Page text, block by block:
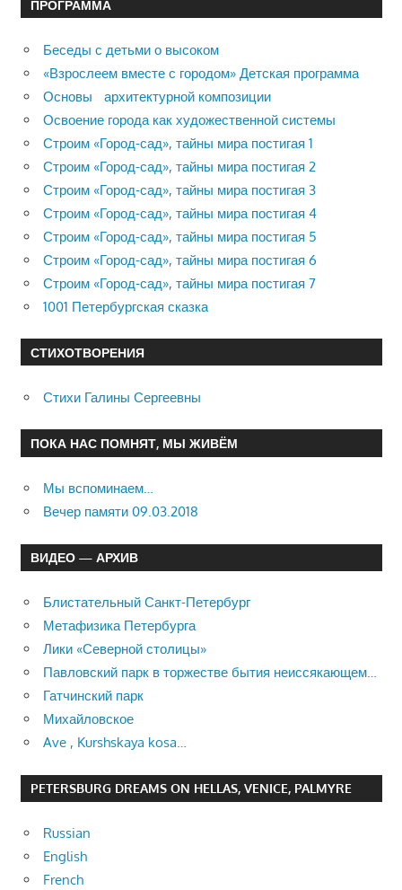
ПРОГРАММА
Беседы с детьми о высоком
«Взрослеем вместе с городом» Детская программа
Основы архитектурной композиции
Освоение города как художественной системы
Строим «Город-сад», тайны мира постигая 1
Строим «Город-сад», тайны мира постигая 2
Строим «Город-сад», тайны мира постигая 3
Строим «Город-сад», тайны мира постигая 4
Строим «Город-сад», тайны мира постигая 5
Строим «Город-сад», тайны мира постигая 6
Строим «Город-сад», тайны мира постигая 7
1001 Петербургская сказка
СТИХОТВОРЕНИЯ
Стихи Галины Сергеевны
ПОКА НАС ПОМНЯТ, МЫ ЖИВЁМ
Мы вспоминаем…
Вечер памяти 09.03.2018
ВИДЕО — АРХИВ
Блистательный Санкт-Петербург
Метафизика Петербурга
Лики «Северной столицы»
Павловский парк в торжестве бытия неиссякающем…
Гатчинский парк
Михайловское
Ave , Kurshskaya kosa…
PETERSBURG DREAMS ON HELLAS, VENICE, PALMYRE
Russian
English
French